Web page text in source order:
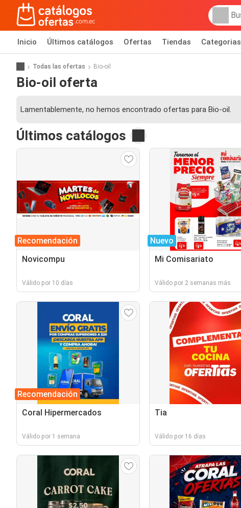
Inicio Últimos catálogos Ofertas Tiendas Categorias
Todas las ofertas Bio-oil
Bio-oil oferta
Lamentablemente, no hemos encontrado ofertas para Bio-oil.
Últimos catálogos
Recomendación
Novicompu
Válido por 10 días
Nuevo
Mi Comisariato
Válido por 2 semanas más
Recomendación
Coral Hipermercados
Válido por 1 semana
Tia
Válido por 16 días